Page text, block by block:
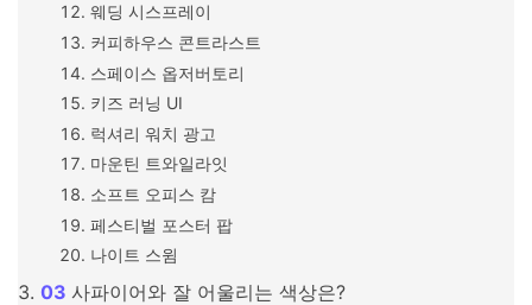
웨딩 시스프레이
커피하우스 콘트라스트
스페이스 옵저버토리
키즈 러닝 UI
럭셔리 워치 광고
마운틴 트와일라잇
소프트 오피스 캄
페스티벌 포스터 팝
나이트 스윔
사파이어와 잘 어울리는 색상은?